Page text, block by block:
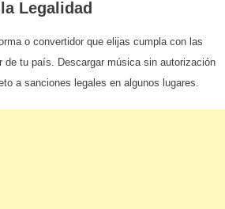
Legalidad
o convertidor que elijas cumpla con las
de tu país. Descargar música sin autorización
a sanciones legales en algunos lugares.